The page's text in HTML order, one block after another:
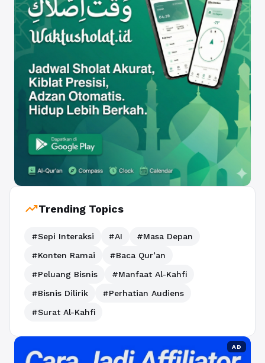
trending_upTrending Topics
#Sepi Interaksi #AI
#Masa Depan
#Konten Ramai
#Baca Qur’an
#Peluang Bisnis
#Manfaat Al-Kahfi
#Bisnis Dilirik
#Perhatian Audiens
#Surat Al-Kahfi
AD